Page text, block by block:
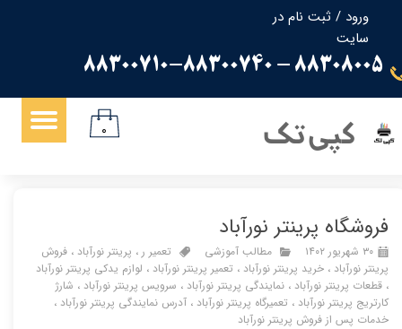
ورود / ثبت نام در
سایت
حساب کاربری من
تغییر گذر واژه
سفارشات
88308005 - 88300710-88300740
کپی تک ۰
فروشگاه پرینتر نورآباد
۳۰ شهریور ۱۴۰۲ مطالب آموزشی تعمیر ر ، پرینتر نورآباد ، فروش
پرینتر نورآباد ، خرید پرینتر نورآباد ، تعمیر پرینتر نورآباد ، لوازم یدکی پرینتر نورآباد
، قطعات پرینتر نورآباد ، نمایندگی پرینتر نورآباد ، سرویس پرینتر نورآباد ، شارژ
کارتریج پرینتر نورآباد ، تعمیرگاه پرینتر نورآباد ، آدرس نمایندگی پرینتر نورآباد ،
خدمات پس از فروش پرینتر نورآباد